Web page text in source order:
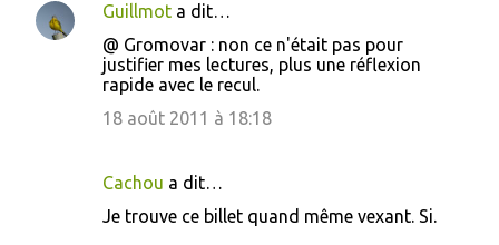
Guillmot a dit…
@ Gromovar : non ce n'était pas pour
justifier mes lectures, plus une réflexion
rapide avec le recul.
18 août 2011 à 18:18
Cachou a dit…
Je trouve ce billet quand même vexant. Si.